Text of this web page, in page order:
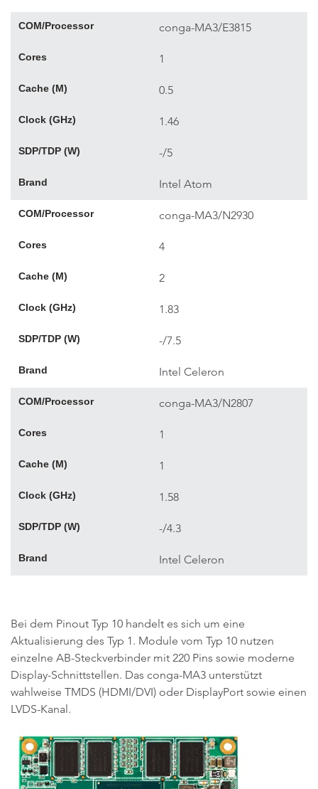
COM/Processor conga-MA3/E3815
Cores 1
Cache (M) 0.5
Clock (GHz) 1.46
SDP/TDP (W) -/5
Brand Intel Atom
COM/Processor conga-MA3/N2930
Cores 4
Cache (M) 2
Clock (GHz) 1.83
SDP/TDP (W) -/7.5
Brand Intel Celeron
COM/Processor conga-MA3/N2807
Cores 1
Cache (M) 1
Clock (GHz) 1.58
SDP/TDP (W) -/4.3
Brand Intel Celeron
Bei dem Pinout Typ 10 handelt es sich um eine
Aktualisierung des Typ 1. Module vom Typ 10 nutzen
einzelne AB-Steckverbinder mit 220 Pins sowie moderne
Display-Schnittstellen. Das conga-MA3 unterstützt
wahlweise TMDS (HDMI/DVI) oder DisplayPort sowie einen
LVDS-Kanal.